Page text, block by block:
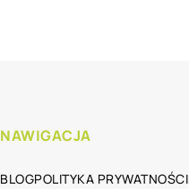
NAWIGACJA
BLOGPOLITYKA PRYWATNOŚCI